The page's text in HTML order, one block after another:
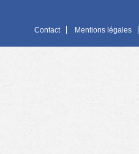
Contact Mentions légales